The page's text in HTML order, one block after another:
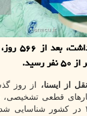
بنابر
از ایسنا،